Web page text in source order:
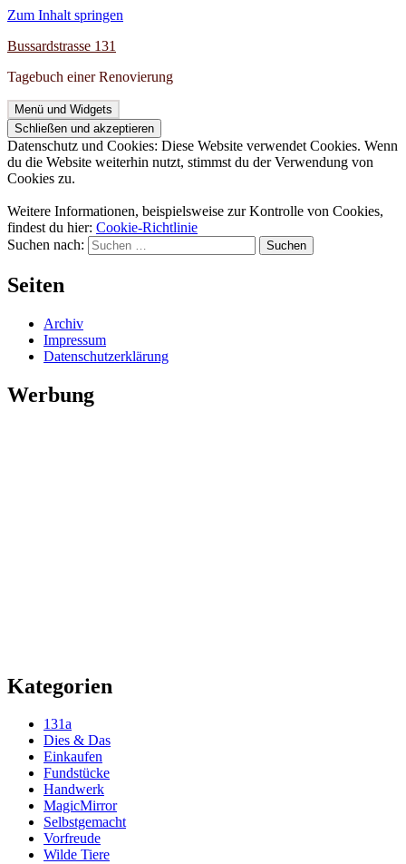
Zum Inhalt springen
Bussardstrasse 131
Tagebuch einer Renovierung
Menü und Widgets
Datenschutz und Cookies: Diese Website verwendet Cookies. Wenn
du die Website weiterhin nutzt, stimmst du der Verwendung von
Cookies zu.
Weitere Informationen, beispielsweise zur Kontrolle von Cookies,
findest du hier: Cookie-Richtlinie
Suchen nach:
Seiten
Archiv
Impressum
Datenschutzerklärung
Werbung
Kategorien
131a
Dies & Das
Einkaufen
Fundstücke
Handwerk
MagicMirror
Selbstgemacht
Vorfreude
Wilde Tiere